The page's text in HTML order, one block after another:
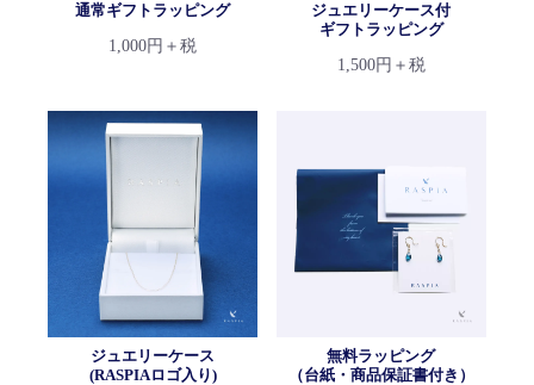
通常ギフトラッピング
1,000円＋税
ジュエリーケース付
ギフトラッピング
1,500円＋税
ジュエリーケース
(RASPIAロゴ入り)
無料ラッピング
（台紙・商品保証書付き）